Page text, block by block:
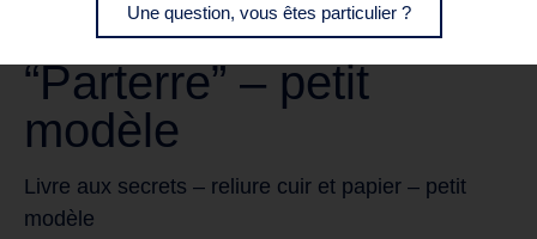
Livre aux Secrets
“Parterre” – petit
modèle
Livre aux secrets – reliure cuir et papier – petit
modèle
Une question, vous êtes particulier ?